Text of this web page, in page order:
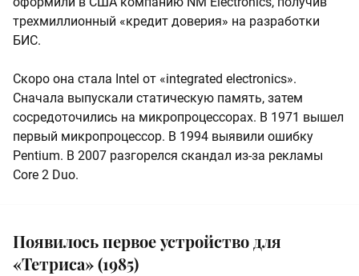
трехмиллионный «кредит доверия» на разработки
БИС.
Скоро она стала Intel от «integrated electronics».
Сначала выпускали статическую память, затем
сосредоточились на микропроцессорах. В 1971 вышел
первый микропроцессор. В 1994 выявили ошибку
Pentium. В 2007 разгорелся скандал из-за рекламы
Core 2 Duo.
Появилось первое устройство для
«Тетриса» (1985)